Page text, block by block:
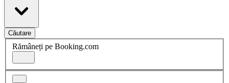
Căutare
Rămâneți pe Booking.com